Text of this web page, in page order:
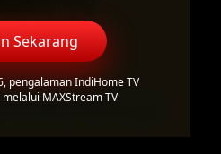
Sekarang
pengalaman IndiHome TV
MAXStream TV